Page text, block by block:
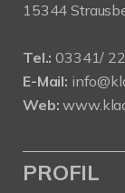
15344
Tel.: 03341/
E-Mail:
Web:
PROFIL